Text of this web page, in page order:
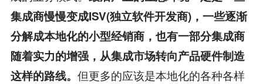
集成商慢慢变成ISV(独立软件开发商)，一些逐渐
分解成本地化的小型经销商，也有一部分集成商
随着实力的增强，从集成市场转向产品硬件制造
这样的路线。 但更多的应该是本地化的各种各样